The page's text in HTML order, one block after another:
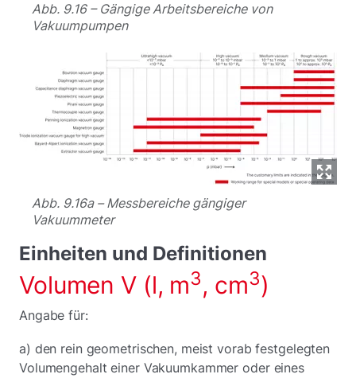
Abb. 9.16 – Gängige Arbeitsbereiche von
Vakuumpumpen
Abb. 9.16a – Messbereiche gängiger
Vakuummeter
Einheiten und Definitionen
Volumen V (l, m3, cm3)
Angabe für:
a) den rein geometrischen, meist vorab festgelegten
Volumengehalt einer Vakuumkammer oder eines